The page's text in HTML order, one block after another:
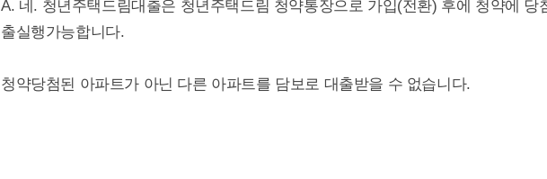
A. 네. 청년주택드림대출은 청년주택드림 청약통장으로 가입(전환) 후에 청약에 당
출실행가능합니다.
청약당첨된 아파트가 아닌 다른 아파트를 담보로 대출받을 수 없습니다.